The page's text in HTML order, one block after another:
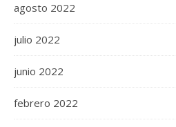
agosto 2022
julio 2022
junio 2022
febrero 2022